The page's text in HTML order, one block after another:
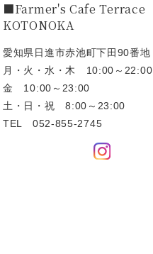
■Farmer's Cafe Terrace
KOTONOKA
愛知県日進市赤池町下田90番地
月・火・水・木 10:00～22:00
金 10:00～23:00
土・日・祝 8:00～23:00
TEL 052-855-2745